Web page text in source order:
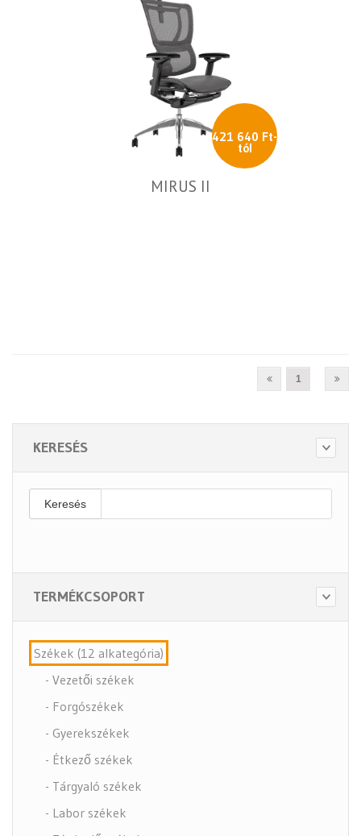
421 640 Ft-
tól
MIRUS II
1
KERESÉS
Keresés
TERMÉKCSOPORT
Székek (12 alkategória)
- Vezetői székek
- Forgószékek
- Gyerekszékek
- Étkező székek
- Tárgyaló székek
- Labor székek